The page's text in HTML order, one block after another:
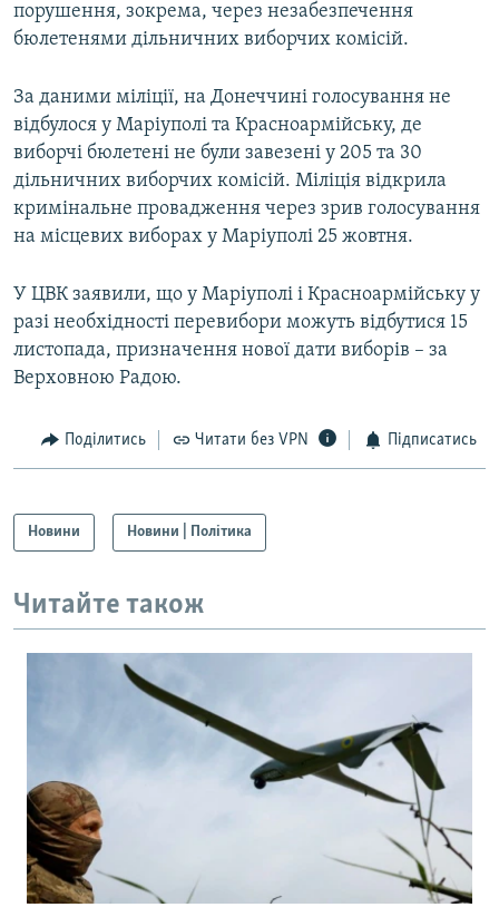
порушення, зокрема, через незабезпечення
бюлетенями дільничних виборчих комісій.
За даними міліції, на Донеччині голосування не
відбулося у Маріуполі та Красноармійську, де
виборчі бюлетені не були завезені у 205 та 30
дільничних виборчих комісій. Міліція відкрила
кримінальне провадження через зрив голосування
на місцевих виборах у Маріуполі 25 жовтня.
У ЦВК заявили, що у Маріуполі і Красноармійську у
разі необхідності перевибори можуть відбутися 15
листопада, призначення нової дати виборів – за
Верховною Радою.
Поділитись Читати без VPN Підписатись
Новини Новини | Політика
Читайте також